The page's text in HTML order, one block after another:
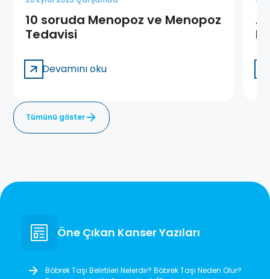
10 soruda Menopoz ve Menopoz
Tedavisi
Devamını oku
Tümünü göster
Öne Çıkan Kanser Yazıları
Böbrek Taşı Belirtileri Nelerdir? Böbrek Taşı Neden Olur?